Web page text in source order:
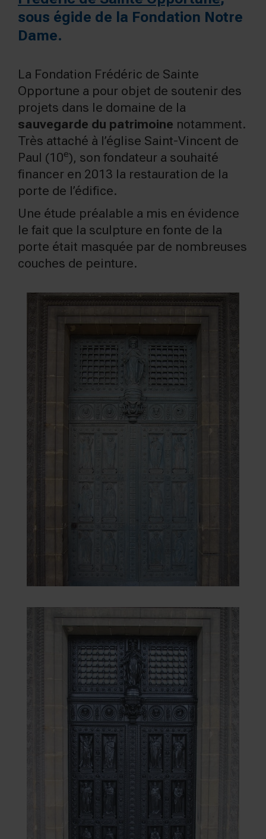
sous égide de la Fondation Notre
Dame.
La Fondation Frédéric de Sainte
Opportune a pour objet de soutenir des
projets dans le domaine de la
sauvegarde du patrimoine notamment.
Très attaché à l’église Saint-Vincent de
Paul (10e), son fondateur a souhaité
financer en 2013 la restauration de la
porte de l’édifice.
Une étude préalable a mis en évidence
le fait que la sculpture en fonte de la
porte était masquée par de nombreuses
couches de peinture.